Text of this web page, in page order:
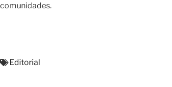
comunidades.
Editorial